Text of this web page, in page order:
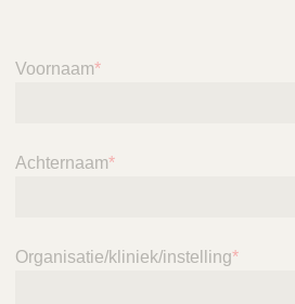
Voornaam*
Achternaam*
Organisatie/kliniek/instelling*